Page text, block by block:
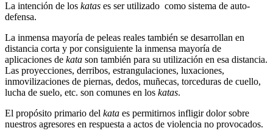
La intención de los katas es ser utilizado como sistema de auto-
defensa.
La inmensa mayoría de peleas reales también se desarrollan en
distancia corta y por consiguiente la inmensa mayoría de
aplicaciones de kata son también para su utilización en esa distancia.
Las proyecciones, derribos, estrangulaciones, luxaciones,
inmovilizaciones de piernas, dedos, muñecas, torceduras de cuello,
lucha de suelo, etc. son comunes en los katas.
El propósito primario del kata es permitirnos infligir dolor sobre
nuestros agresores en respuesta a actos de violencia no provocados.